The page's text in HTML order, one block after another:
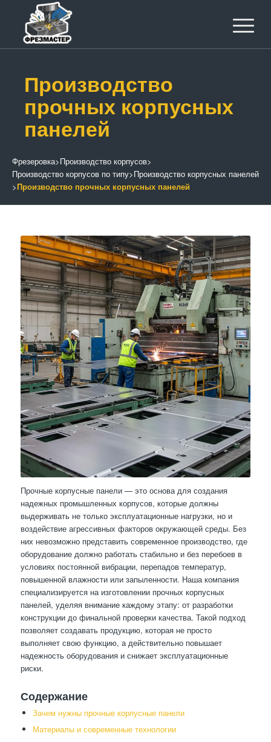
Производство
прочных корпусных
панелей
Фрезеровка>Производство корпусов>
Производство корпусов по типу>Производство корпусных панелей
>Производство прочных корпусных панелей
Прочные корпусные панели — это основа для создания
надежных промышленных корпусов, которые должны
выдерживать не только эксплуатационные нагрузки, но и
воздействие агрессивных факторов окружающей среды. Без
них невозможно представить современное производство, где
оборудование должно работать стабильно и без перебоев в
условиях постоянной вибрации, перепадов температур,
повышенной влажности или запыленности. Наша компания
специализируется на изготовлении прочных корпусных
панелей, уделяя внимание каждому этапу: от разработки
конструкции до финальной проверки качества. Такой подход
позволяет создавать продукцию, которая не просто
выполняет свою функцию, а действительно повышает
надежность оборудования и снижает эксплуатационные
риски.
Содержание
Зачем нужны прочные корпусные панели
Материалы и современные технологии